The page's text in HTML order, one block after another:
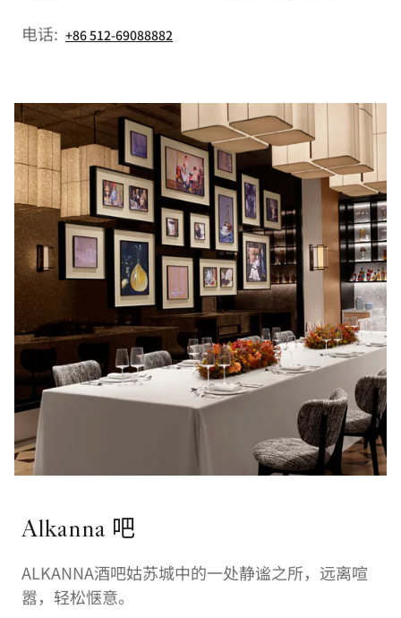
电话: +86 512-69088882
Alkanna 吧
ALKANNA酒吧姑苏城中的一处静谧之所，远离喧
嚣，轻松惬意。